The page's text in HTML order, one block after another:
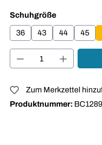
Schuhgrößeauswählen
36 43 44 45
Produkt Anzahl:
Zum Merkzettel
Produktnummer: